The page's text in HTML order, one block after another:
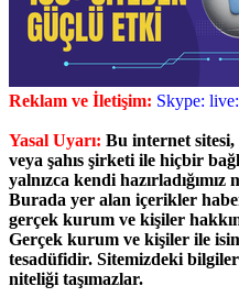
Reklam ve İletişim: Skype:
Yasal Uyarı: Bu internet
veya şahıs şirketi ile hiçbir
yalnızca kendi
Burada yer alan içerikler
gerçek kurum ve kişiler
Gerçek kurum ve kişiler ile
tesadüfidir. Sitemizdeki
niteliği taşımazlar.